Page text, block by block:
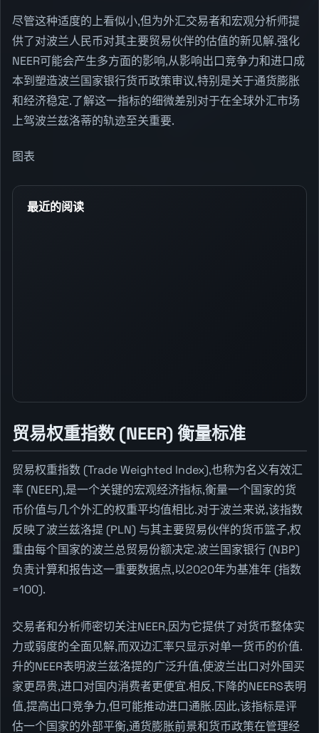
尽管这种适度的上看似小,但为外汇交易者和宏观分析师提
供了对波兰人民币对其主要贸易伙伴的估值的新见解.强化
NEER可能会产生多方面的影响,从影响出口竞争力和进口成
本到塑造波兰国家银行货币政策审议,特别是关于通货膨胀
和经济稳定.了解这一指标的细微差别对于在全球外汇市场
上驾波兰兹洛蒂的轨迹至关重要.
图表
最近的阅读
贸易权重指数 (NEER) 衡量标准
贸易权重指数 (Trade Weighted Index),也称为名义有效汇
率 (NEER),是一个关键的宏观经济指标,衡量一个国家的货
币价值与几个外汇的权重平均值相比.对于波兰来说,该指数
反映了波兰兹洛提 (PLN) 与其主要贸易伙伴的货币篮子,权
重由每个国家的波兰总贸易份额决定.波兰国家银行 (NBP)
负责计算和报告这一重要数据点,以2020年为基准年 (指数
=100).
交易者和分析师密切关注NEER,因为它提供了对货币整体实
力或弱度的全面见解,而双边汇率只显示对单一货币的价值.
升的NEER表明波兰兹洛提的广泛升值,使波兰出口对外国买
家更昂贵,进口对国内消费者更便宜.相反,下降的NEERS表明
值,提高出口竞争力,但可能推动进口通胀.因此,该指标是评
估一个国家的外部平衡,通货膨胀前景和货币政策在管理经